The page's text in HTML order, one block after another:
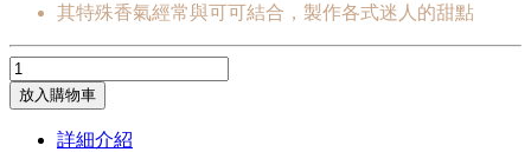
其特殊香氣經常與可可結合，製作各式迷人的甜點
放入購物車
詳細介紹